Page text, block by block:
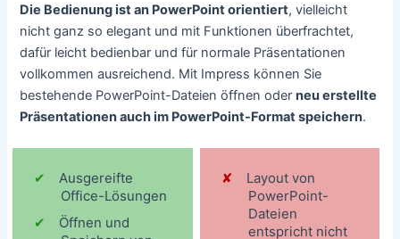
Die Bedienung ist an PowerPoint orientiert, vielleicht
nicht ganz so elegant und mit Funktionen überfrachtet,
dafür leicht bedienbar und für normale Präsentationen
vollkommen ausreichend. Mit Impress können Sie
bestehende PowerPoint-Dateien öffnen oderneu erstellte
Präsentationen auch im PowerPoint-Format speichern.
Ausgereifte
Office-Lösungen
Öffnen und
Layout von
PowerPoint-
Dateien
entspricht nicht